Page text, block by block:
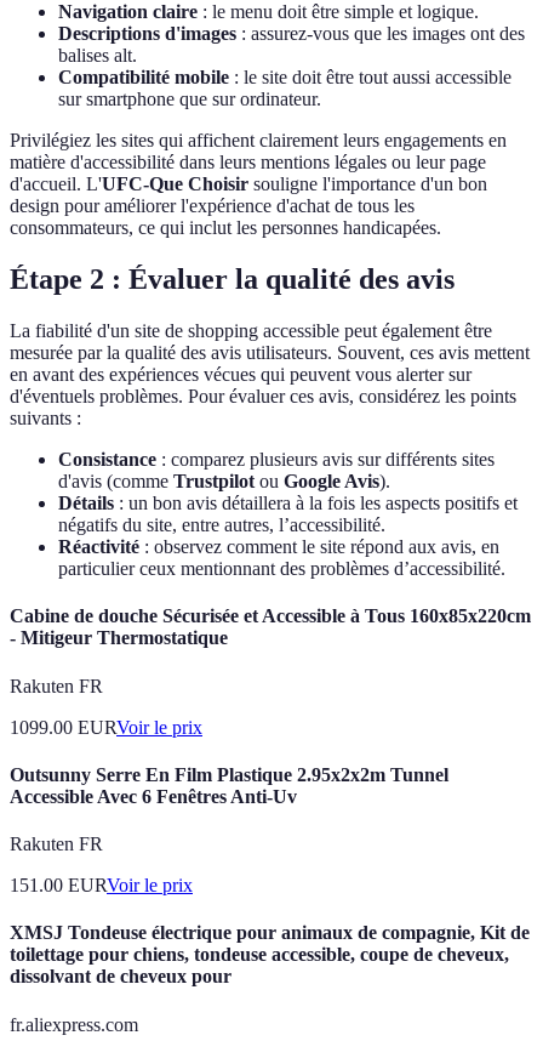
Navigation claire : le menu doit être simple et logique.
Descriptions d'images : assurez-vous que les images ont des
balises alt.
Compatibilité mobile : le site doit être tout aussi accessible
sur smartphone que sur ordinateur.
Privilégiez les sites qui affichent clairement leurs engagements en
matière d'accessibilité dans leurs mentions légales ou leur page
d'accueil. L'UFC-Que Choisir souligne l'importance d'un bon
design pour améliorer l'expérience d'achat de tous les
consommateurs, ce qui inclut les personnes handicapées.
Étape 2 : Évaluer la qualité des avis
La fiabilité d'un site de shopping accessible peut également être
mesurée par la qualité des avis utilisateurs. Souvent, ces avis mettent
en avant des expériences vécues qui peuvent vous alerter sur
d'éventuels problèmes. Pour évaluer ces avis, considérez les points
suivants :
Consistance : comparez plusieurs avis sur différents sites
d'avis (comme Trustpilot ou Google Avis).
Détails : un bon avis détaillera à la fois les aspects positifs et
négatifs du site, entre autres, l’accessibilité.
Réactivité : observez comment le site répond aux avis, en
particulier ceux mentionnant des problèmes d’accessibilité.
Cabine de douche Sécurisée et Accessible à Tous 160x85x220cm
- Mitigeur Thermostatique
Rakuten FR
1099.00 EURVoir le prix
Outsunny Serre En Film Plastique 2.95x2x2m Tunnel
Accessible Avec 6 Fenêtres Anti-Uv
Rakuten FR
151.00 EURVoir le prix
XMSJ Tondeuse électrique pour animaux de compagnie, Kit de
toilettage pour chiens, tondeuse accessible, coupe de cheveux,
dissolvant de cheveux pour
fr.aliexpress.com